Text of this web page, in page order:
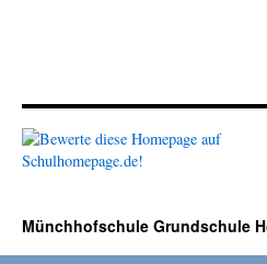
Münchhofschule Grundschule